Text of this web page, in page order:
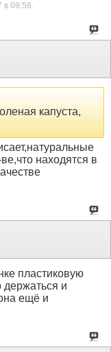
в 09:58.
капуста,
находятся в
пластиковую
держаться и
ещё и